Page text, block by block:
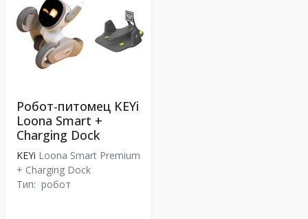
Робот-питомец KEYi
Loona Smart +
Charging Dock
KEYi Loona Smart Premium
+ Charging Dock
Тип: робот